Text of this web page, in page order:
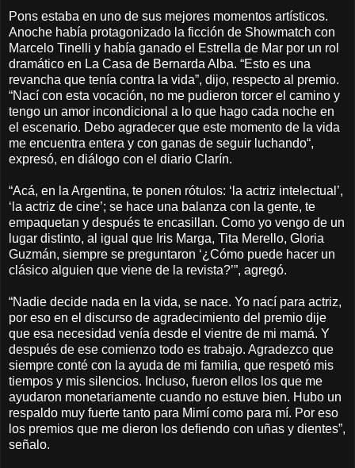
Pons estaba en uno de sus mejores momentos artísticos.
Anoche había protagonizado la ficción de Showmatch con
Marcelo Tinelli y había ganado el Estrella de Mar por un rol
dramático en La Casa de Bernarda Alba. “Esto es una
revancha que tenía contra la vida”, dijo, respecto al premio.
“Nací con esta vocación, no me pudieron torcer el camino y
tengo un amor incondicional a lo que hago cada noche en
el escenario. Debo agradecer que este momento de la vida
me encuentra entera y con ganas de seguir luchando“,
expresó, en diálogo con el diario Clarín.
“Acá, en la Argentina, te ponen rótulos: ‘la actriz intelectual’,
‘la actriz de cine’; se hace una balanza con la gente, te
empaquetan y después te encasillan. Como yo vengo de un
lugar distinto, al igual que Iris Marga, Tita Merello, Gloria
Guzmán, siempre se preguntaron ‘¿Cómo puede hacer un
clásico alguien que viene de la revista?’”, agregó.
“Nadie decide nada en la vida, se nace. Yo nací para actriz,
por eso en el discurso de agradecimiento del premio dije
que esa necesidad venía desde el vientre de mi mamá. Y
después de ese comienzo todo es trabajo. Agradezco que
siempre conté con la ayuda de mi familia, que respetó mis
tiempos y mis silencios. Incluso, fueron ellos los que me
ayudaron monetariamente cuando no estuve bien. Hubo un
respaldo muy fuerte tanto para Mimí como para mí. Por eso
los premios que me dieron los defiendo con uñas y dientes”,
señalo.